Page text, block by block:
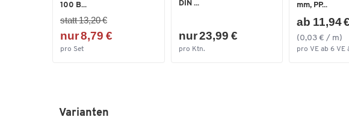
100 B...
statt 13,20 €
nur 8,79 €
pro Set
DIN ...
nur 23,99 €
pro Ktn.
mm, PP...
ab 11,94 €
(0,03 € / m)
pro VE ab 6 VE
Varianten